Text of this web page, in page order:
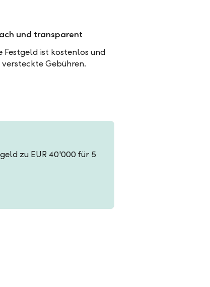
und transparent
Festgeld ist kostenlos und
versteckte Gebühren.
zu EUR 40'000 für 5